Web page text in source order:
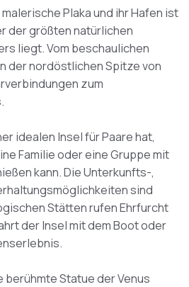
Plaka und ihr Hafen ist
der größten natürlichen
liegt. Vom beschaulichen
der nordöstlichen Spitze von
zum
idealen Insel für Paare hat,
Familie oder eine Gruppe mit
kann. Die Unterkunfts-,
sind
Stätten rufen Ehrfurcht
der Insel mit dem Boot oder
berühmte Statue der Venus